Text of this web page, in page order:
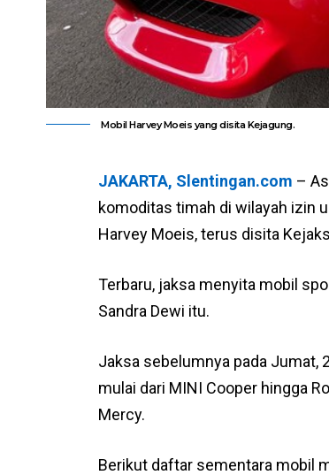
Mobil Harvey Moeis yang disita Kejagung.
JAKARTA, Slentingan.com –
komoditas timah di wilayah izin
Harvey Moeis, terus disita
Terbaru, jaksa menyita mobil
Sandra Dewi itu.
Jaksa sebelumnya pada Jumat,
mulai dari MINI Cooper hingga
Mercy.
Berikut daftar sementara mobil